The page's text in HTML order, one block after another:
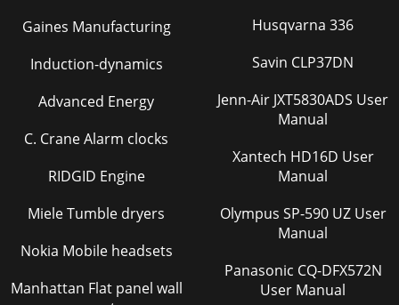
부록126Indicator iconsIcon MeaningNo signalSignal
network connectedWi-Fi connectedBluetooth feature a
Page 32
저작권Copyright ⓒ 2015 삼성전자주식회사이 사용 설명서는
저작권법에 의해 보호 받는 저작물입니다. 삼성전자주식회사의
사전 서면 동의 없이 사용 설명서의 일부 또는 전체를 복제, 공중
송신, 배포, 번역하거나 전자 매체 또는 기계가 읽을 수 있는 형
시작하기13배터리 충전 방법배터리 충전하기제품을 구입한 후
처음 사용하거나 장시간 방치한 후 사용할 경우에는 배터리를
충분히 충전하여 사용하세요. 제품을 USB 케이블로 컴퓨터와
연결했을 때도 배터리가 충전됩니다.반드시 삼성전자에서 승인
Gaines Manufacturing
Induction-dynamics
Advanced Energy
C. Crane Alarm clocks
RIDGID Engine
Miele Tumble dryers
Nokia Mobile headsets
Manhattan Flat panel wall
Husqvarna 336
Savin CLP37DN
Jenn-Air JXT5830ADS User
Manual
Xantech HD16D User
Manual
Olympus SP-590 UZ User
Manual
Panasonic CQ-DFX572N
User Manual